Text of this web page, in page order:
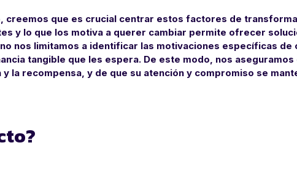
creemos que es crucial centrar estos factores de
y lo que los motiva a querer cambiar permite ofrecer
no nos limitamos a identificar las motivaciones específicas de
tangible que les espera. De este modo, nos aseguramos
la recompensa, y de que su atención y compromiso se